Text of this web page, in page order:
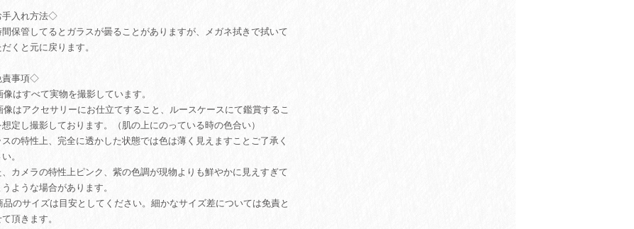
入れ方法◇
間保管してるとガラスが曇ることがありますが、メガネ拭きで拭いて
くと元に戻ります。
事項◇
像はすべて実物を撮影しています。
像はアクセサリーにお仕立てすること、ルースケースにて鑑賞するこ
想定し撮影しております。（肌の上にのっている時の色合い）
スの特性上、完全に透かした状態では色は薄く見えますことご了承く
。
、カメラの特性上ピンク、紫の色調が現物よりも鮮やかに見えすぎて
うような場合があります。
品のサイズは目安としてください。細かなサイズ差については免責と
頂きます。